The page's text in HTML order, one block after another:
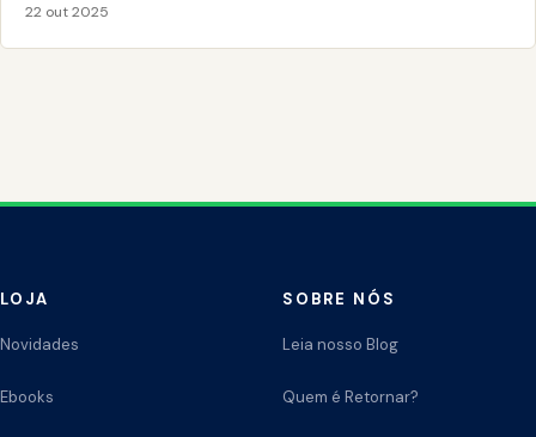
22 out 2025
LOJA
Novidades
Ebooks
SOBRE NÓS
Leia nosso Blog
Quem é Retornar?